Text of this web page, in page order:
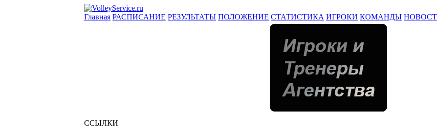
Главная РАСПИСАНИЕ РЕЗУЛЬТАТЫ ПОЛОЖЕНИЕ СТАТИСТИКА ИГРОКИ КОМАНДЫ
ССЫЛКИ